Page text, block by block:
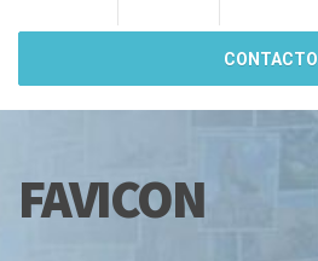
CONTACTO
FAVICON